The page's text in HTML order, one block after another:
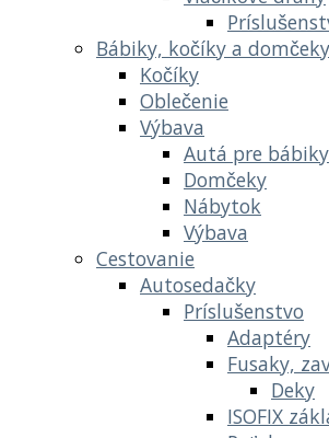
Bábiky, kočíky a domčeky
Kočíky
Oblečenie
Výbava
Autá pre bábiky
Domčeky
Nábytok
Výbava
Cestovanie
Autosedačky
Príslušenstvo
Adaptéry
Fusaky,
Deky
ISOFIX